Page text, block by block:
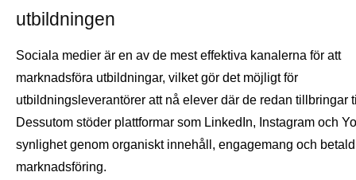
utbildningen
Sociala medier är en av de mest effektiva kanalerna för att
marknadsföra utbildningar, vilket gör det möjligt för
utbildningsleverantörer att nå elever där de redan tillbringar
Dessutom stöder plattformar som LinkedIn, Instagram och
synlighet genom organiskt innehåll, engagemang och betald
marknadsföring.